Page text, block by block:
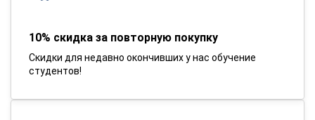
10% скидка за повторную покупку
Скидки для недавно окончивших у нас обучение
студентов!